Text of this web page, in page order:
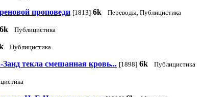
проповеди [1813] 6k Переводы, Публицистика
6k Публицистика
Публицистика
текла смешанная кровь... [1898] 6k Публицистика